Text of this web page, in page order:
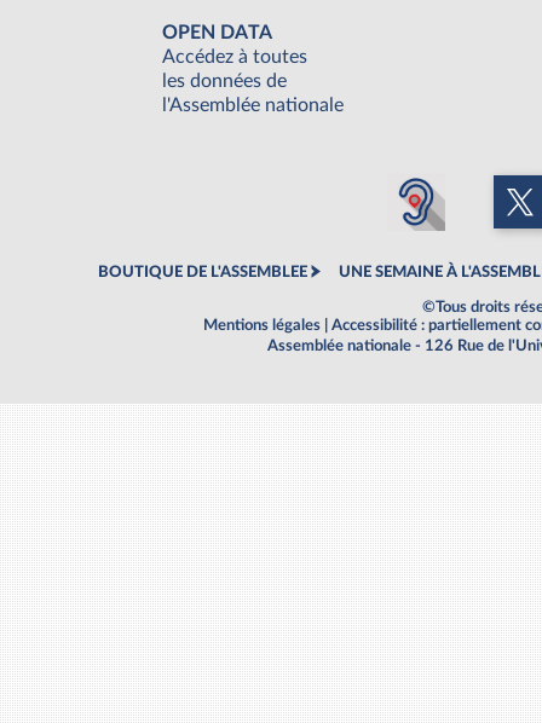
OPEN DATA
Accédez à toutes
les données de
l'Assemblée nationale
BOUTIQUE DE L'ASSEMBLEE UNE SEMAINE À
©Tous droits
Mentions légales
Accessibilité : partiellement
Assemblée nationale - 126 Rue de